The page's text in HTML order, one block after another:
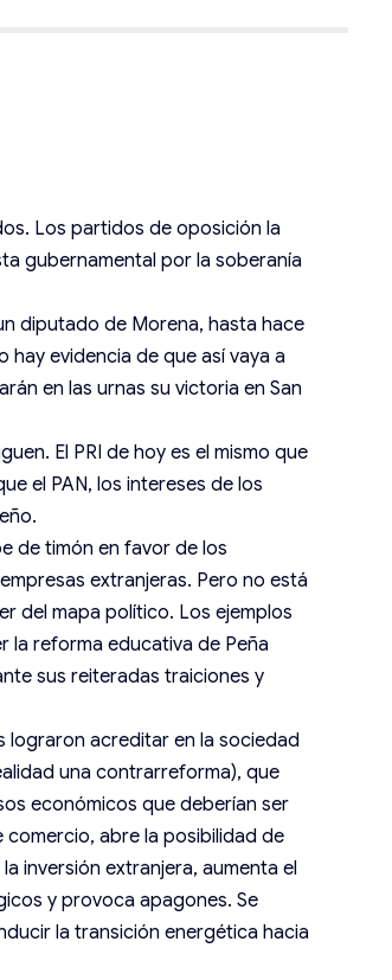
Los partidos de oposición la
gubernamental por la soberanía
diputado de Morena, hasta hace
evidencia de que así vaya a
en las urnas su victoria en San
El PRI de hoy es el mismo que
el PAN, los intereses de los
de timón en favor de los
extranjeras. Pero no está
del mapa político. Los ejemplos
la reforma educativa de Peña
sus reiteradas traiciones y
lograron acreditar en la sociedad
una contrarreforma), que
económicos que deberían ser
abre la posibilidad de
inversión extranjera, aumenta el
y provoca apagones. Se
la transición energética hacia